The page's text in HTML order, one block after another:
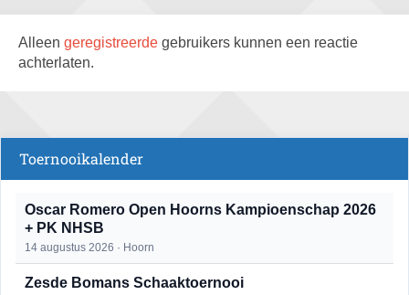
Alleen geregistreerde gebruikers kunnen een reactie
achterlaten.
Toernooikalender
Oscar Romero Open Hoorns Kampioenschap 2026
+ PK NHSB
14 augustus 2026 · Hoorn
Zesde Bomans Schaaktoernooi